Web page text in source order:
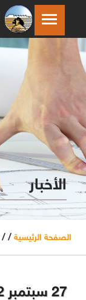
الأخبار
الصفحة الرئيسية / /
27 سبتمبر 2022